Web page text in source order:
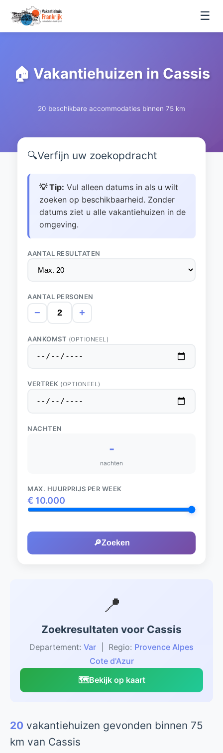
☰
🏠 Vakantiehuizen in Cassis
20 beschikbare accommodaties binnen 75 km
🔍Verfijn uw zoekopdracht
💡 Tip: Vul alleen datums in als u wilt
zoeken op beschikbaarheid. Zonder
datums ziet u alle vakantiehuizen in de
omgeving.
AANTAL RESULTATEN
AANTAL PERSONEN
− +
AANKOMST (OPTIONEEL)
VERTREK (OPTIONEEL)
NACHTEN
-
nachten
MAX. HUURPRIJS PER WEEK
€ 10.000
🔎Zoeken
📍
Zoekresultaten voor Cassis
Departement: Var | Regio: Provence Alpes
Cote d'Azur
🗺️Bekijk op kaart
20 vakantiehuizen gevonden binnen 75
km van Cassis